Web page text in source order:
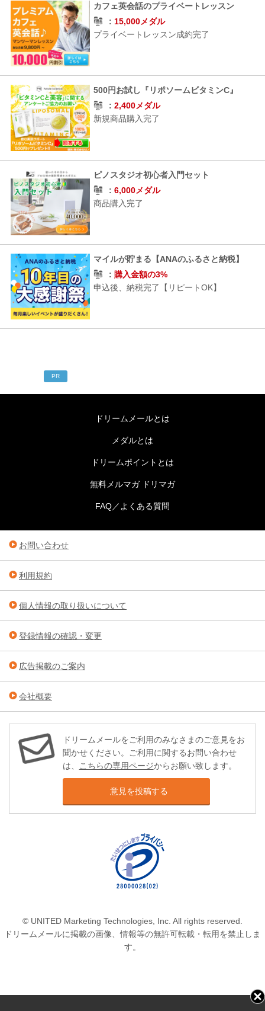
カフェ英会話のプライベートレッスン
15,000メダル
プライベートレッスン成約完了
500円お試し『リポソームビタミンC』
2,400メダル
新規商品購入完了
ピノスタジオ初心者入門セット
6,000メダル
商品購入完了
マイルが貯まる【ANAのふるさと納税】
購入金額の3%
申込後、納税完了【リピートOK】
PR
ドリームメールとは
メダルとは
ドリームポイントとは
無料メルマガ ドリマガ
FAQ／よくある質問
お問い合わせ
利用規約
個人情報の取り扱いについて
登録情報の確認・変更
広告掲載のご案内
会社概要
ドリームメールをご利用のみなさまのご意見をお
聞かせください。ご利用に関するお問い合わせ
は、 こちらの専用ページからお願い致します。
意見を投稿する
© UNITED Marketing Technologies, Inc. All rights reserved.
ドリームメールに掲載の画像、情報等の無許可転載・転用を禁止しま
す。